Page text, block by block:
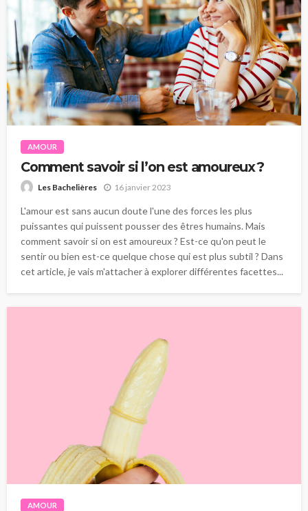
AMOUR
Comment savoir si l’on est amoureux ?
Les Bachelières 16 janvier 2023
L'amour est sans aucun doute l'une des forces les plus
puissantes qui puissent pousser des êtres humains. Mais
comment savoir si on est amoureux ? Est-ce qu'on peut le
sentir ou bien est-ce quelque chose qui est plus subtil ? Dans
cet article, je vais m'attacher à explorer différentes facettes...
AMOUR